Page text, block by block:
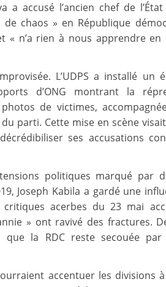
a accusé l’ancien chef de
chaos » en République
« n’a rien à nous apprendre en
L’UDPS a installé un
d’ONG montrant la
de victimes,
parti. Cette mise en scène
ses accusations
politiques marqué par
Joseph Kabila a gardé une
acerbes du 23 mai
» ont ravivé des fractures.
que la RDC reste secouée par
accentuer les divisions à